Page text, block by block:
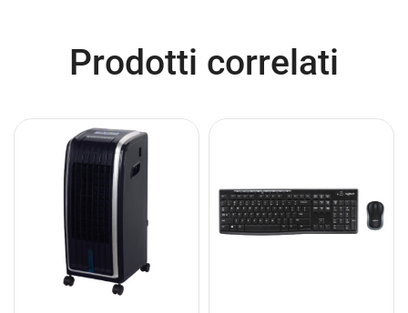
Prodotti correlati